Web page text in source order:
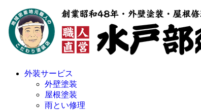
外装サービス
外壁塗装
屋根塗装
雨とい修理